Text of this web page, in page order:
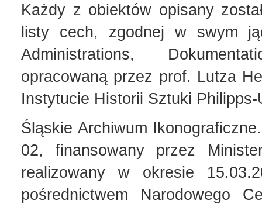
Każdy z obiektów opisany
listy cech, zgodnej w swym
Administrations,
opracowaną przez prof. Lutza
Instytucie Historii Sztuki
Śląskie Archiwum
02, finansowany przez
realizowany w okresie
pośrednictwem Narodowego